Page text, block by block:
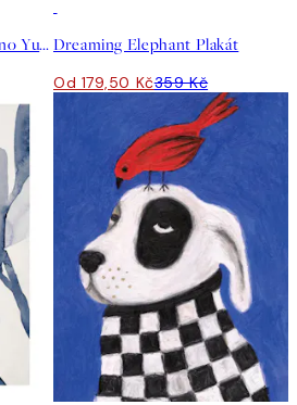
Utagawa Kuniyoshi - Fuji no Yukei Plakát Dreaming Elephant Plakát
Od 179,50 Kč359 Kč